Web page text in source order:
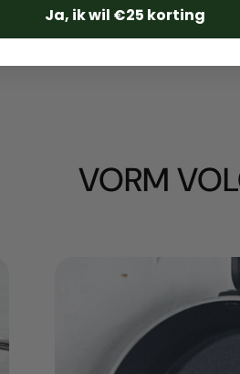
VORM
Ja, ik wil €25 korting